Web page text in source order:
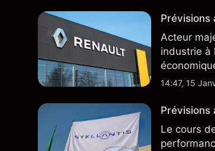
Prévisions
Acteur
industrie à
14:47, 15
Prévisions
Le cours